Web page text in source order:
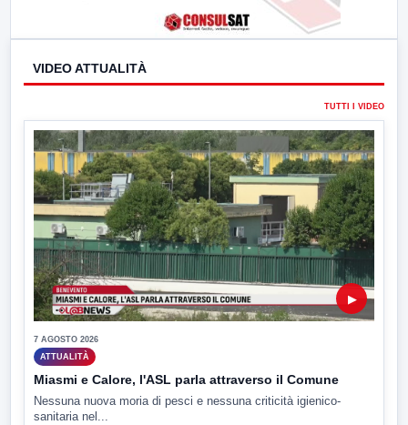
VIDEO ATTUALITÀ
TUTTI I VIDEO
▶
7 AGOSTO 2026
ATTUALITÀ
Miasmi e Calore, l'ASL parla attraverso il Comune
Nessuna nuova moria di pesci e nessuna criticità igienico-
sanitaria nel...